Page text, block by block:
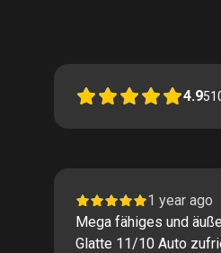
4.9
1 year ago
Mega fähiges und
Glatte 11/10 Auto